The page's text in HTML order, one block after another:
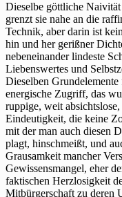
Dieselbe göttliche
grenzt sie nahe an die
Technik, aber darin ist
hin und her gerißner
nebeneinander lindeste
Liebenswertes und
Dieselben
energische Zugriff, das
ruppige, weit
Eindeutigkeit, die keine
mit der man auch diesen
plagt, hinschmeißt, und
Grausamkeit mancher
Gewissensmangel, eher
faktischen Herzlosigkeit
Mitbürgerschaft zu deren